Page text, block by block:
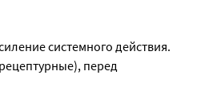
системного действия.
перед